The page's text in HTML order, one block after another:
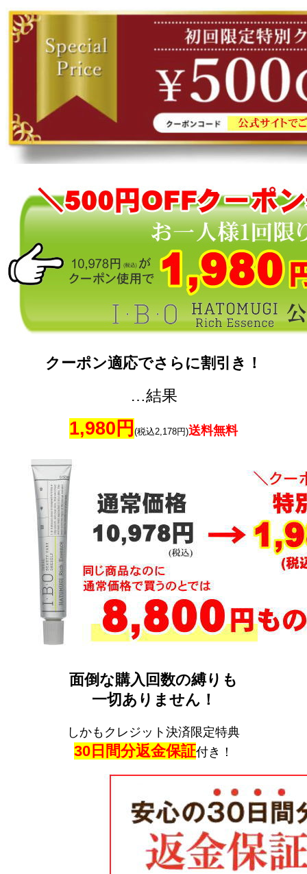
クーポン適応でさらに割引き！
…結果
1,980円 (税込2,178円)送料無料
面倒な購入回数の縛りも
一切ありません！
しかもクレジット決済限定特典
30日間分返金保証付き！